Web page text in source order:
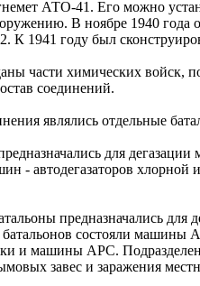
АТО-41. Его можно
В ноябре 1940 года
К 1941 году был
части химических
соединений.
являлись отдельные
для
- автодегазаторов
предназначались
состояли машины
и машины АРС.
завес и заражения